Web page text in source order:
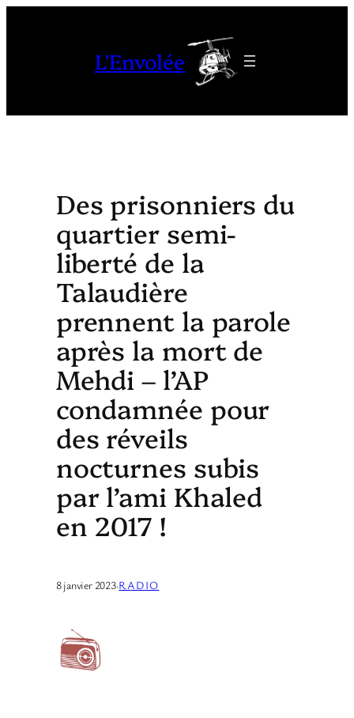
L'Envolée
Des prisonniers du
quartier semi-
liberté de la
Talaudière
prennent la parole
après la mort de
Mehdi – l’AP
condamnée pour
des réveils
nocturnes subis
par l’ami Khaled
en 2017 !
8 janvier 2023·RADIO